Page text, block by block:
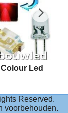
Led
Reserved.
voorbehouden.